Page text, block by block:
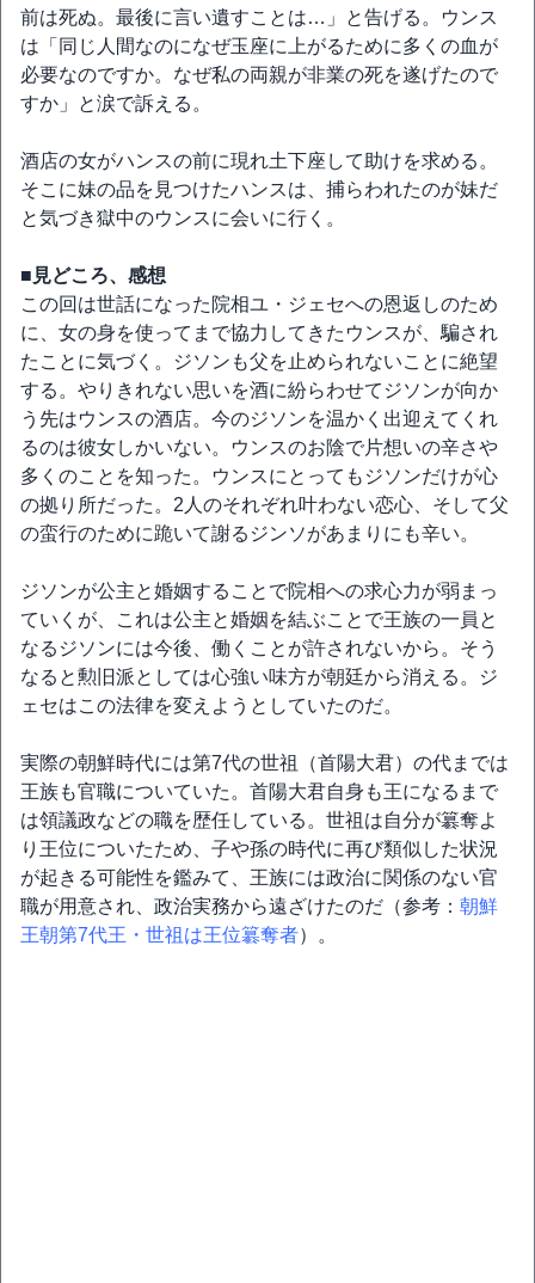
前は死ぬ。最後に言い遺すことは…」と告げる。ウンス
は「同じ人間なのになぜ玉座に上がるために多くの血が
必要なのですか。なぜ私の両親が非業の死を遂げたので
すか」と涙で訴える。
酒店の女がハンスの前に現れ土下座して助けを求める。
そこに妹の品を見つけたハンスは、捕らわれたのが妹だ
と気づき獄中のウンスに会いに行く。
■見どころ、感想
この回は世話になった院相ユ・ジェセへの恩返しのため
に、女の身を使ってまで協力してきたウンスが、騙され
たことに気づく。ジソンも父を止められないことに絶望
する。やりきれない思いを酒に紛らわせてジソンが向か
う先はウンスの酒店。今のジソンを温かく出迎えてくれ
るのは彼女しかいない。ウンスのお陰で片想いの辛さや
多くのことを知った。ウンスにとってもジソンだけが心
の拠り所だった。2人のそれぞれ叶わない恋心、そして父
の蛮行のために跪いて謝るジンソがあまりにも辛い。
ジソンが公主と婚姻することで院相への求心力が弱まっ
ていくが、これは公主と婚姻を結ぶことで王族の一員と
なるジソンには今後、働くことが許されないから。そう
なると勲旧派としては心強い味方が朝廷から消える。ジ
ェセはこの法律を変えようとしていたのだ。
実際の朝鮮時代には第7代の世祖（首陽大君）の代までは
王族も官職についていた。首陽大君自身も王になるまで
は領議政などの職を歴任している。世祖は自分が簒奪よ
り王位についたため、子や孫の時代に再び類似した状況
が起きる可能性を鑑みて、王族には政治に関係のない官
職が用意され、政治実務から遠ざけたのだ（参考： 朝鮮
王朝第7代王・世祖は王位簒奪者）。